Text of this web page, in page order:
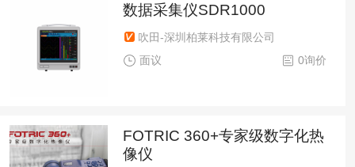
数据采集仪SDR1000
吹田-深圳柏莱科技有限公司
0询价
面议
FOTRIC 360+专家级数字化热
像仪